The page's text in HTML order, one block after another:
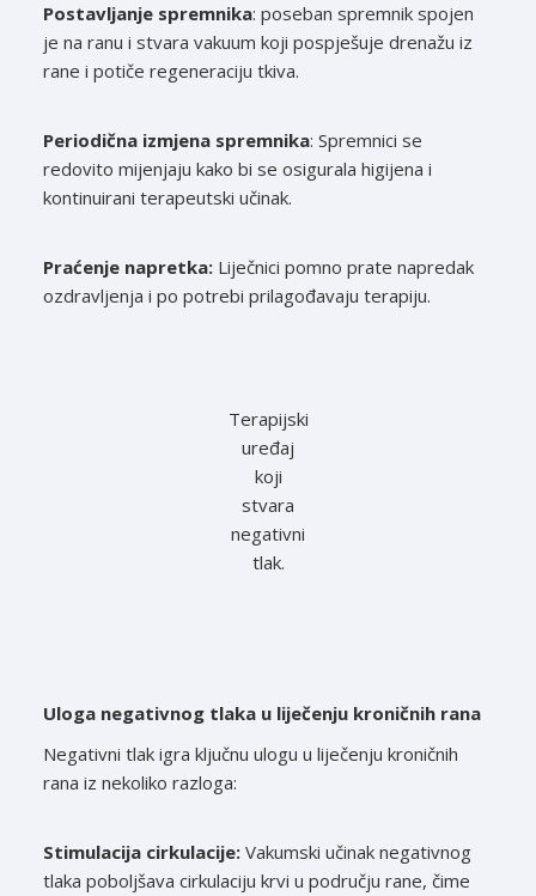
Postavljanje spremnika: poseban spremnik spojen
je na ranu i stvara vakuum koji pospješuje drenažu iz
rane i potiče regeneraciju tkiva.
Periodična izmjena spremnika: Spremnici se
redovito mijenjaju kako bi se osigurala higijena i
kontinuirani terapeutski učinak.
Praćenje napretka:Liječnici pomno prate napredak
ozdravljenja i po potrebi prilagođavaju terapiju.
Terapijski
uređaj
koji
stvara
negativni
tlak.
Uloga negativnog tlaka u liječenju kroničnih rana
Negativni tlak igra ključnu ulogu u liječenju kroničnih
rana iz nekoliko razloga:
Stimulacija cirkulacije:Vakumski učinak negativnog
tlaka poboljšava cirkulaciju krvi u području rane, čime